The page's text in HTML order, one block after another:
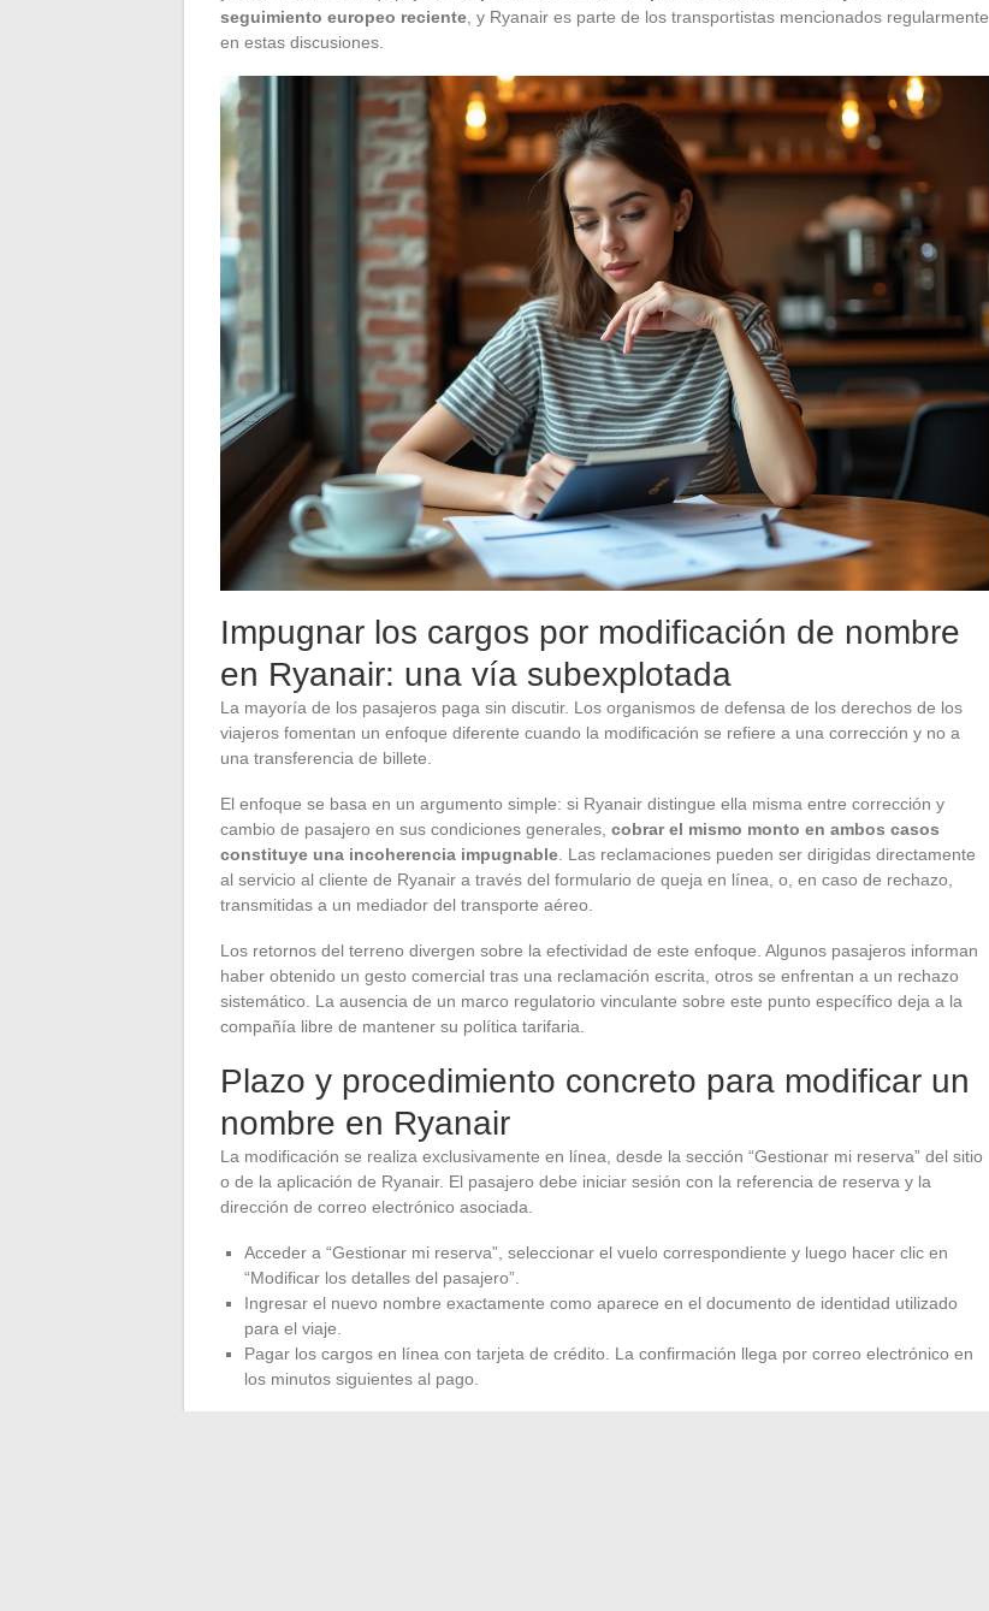
seguimiento europeo reciente , y Ryanair es parte de los transportistas mencionados regularmente
en estas discusiones.
Impugnar los cargos por modificación de nombre
en Ryanair: una vía subexplotada
La mayoría de los pasajeros paga sin discutir. Los organismos de defensa de los derechos de los
viajeros fomentan un enfoque diferente cuando la modificación se refiere a una corrección y no a
una transferencia de billete.
El enfoque se basa en un argumento simple: si Ryanair distingue ella misma entre corrección y
cambio de pasajero en sus condiciones generales, cobrar el mismo monto en ambos casos
constituye una incoherencia impugnable . Las reclamaciones pueden ser dirigidas directamente
al servicio al cliente de Ryanair a través del formulario de queja en línea, o, en caso de rechazo,
transmitidas a un mediador del transporte aéreo.
Los retornos del terreno divergen sobre la efectividad de este enfoque. Algunos pasajeros informan
haber obtenido un gesto comercial tras una reclamación escrita, otros se enfrentan a un rechazo
sistemático. La ausencia de un marco regulatorio vinculante sobre este punto específico deja a la
compañía libre de mantener su política tarifaria.
Plazo y procedimiento concreto para modificar un
nombre en Ryanair
La modificación se realiza exclusivamente en línea, desde la sección “Gestionar mi reserva” del sitio
o de la aplicación de Ryanair. El pasajero debe iniciar sesión con la referencia de reserva y la
dirección de correo electrónico asociada.
Acceder a “Gestionar mi reserva”, seleccionar el vuelo correspondiente y luego hacer clic en
“Modificar los detalles del pasajero”.
Ingresar el nuevo nombre exactamente como aparece en el documento de identidad utilizado
para el viaje.
Pagar los cargos en línea con tarjeta de crédito. La confirmación llega por correo electrónico en
los minutos siguientes al pago.